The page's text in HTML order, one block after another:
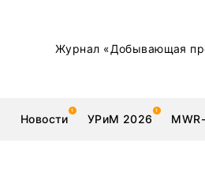
Журнал «Добывающая
Новости УРиМ 2026